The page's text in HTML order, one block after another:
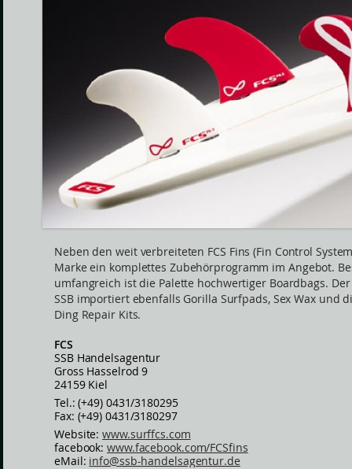
Neben den weit verbreiteten FCS Fins (Fin Control
Marke ein komplettes Zubehörprogramm im Angebot.
umfangreich ist die Palette hochwertiger Boardbags.
SSB importiert ebenfalls Gorilla Surfpads, Sex Wax und
Ding Repair Kits.
FCS
SSB Handelsagentur
Gross Hasselrod 9
24159 Kiel
Tel.: (+49) 0431/3180295
Fax: (+49) 0431/3180297
Website:www.surffcs.com
facebook:www.facebook.com/FCSfins
eMail: info@ssb-handelsagentur.de